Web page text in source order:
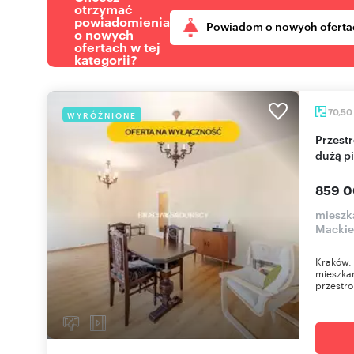
otrzymać
powiadomienia
o nowych
ofertach w tej
kategorii?
Powiadom o nowych
WYRÓŻNIONE 70,50
Przestronne 4-pokojowe mieszkanie z loggią i
dużą
859